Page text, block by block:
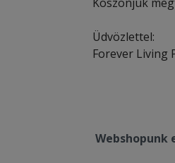
Üdvözlettel:
Forever Living
Webshopunk